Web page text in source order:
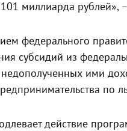
миллиарда рублей»,
федерального
субсидий из
ими
по
действие